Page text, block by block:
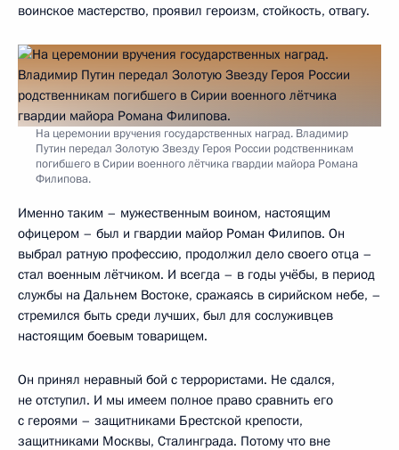
воинское мастерство, проявил героизм, стойкость, отвагу.
На церемонии вручения государственных наград. Владимир
Путин передал Золотую Звезду Героя России родственникам
погибшего в Сирии военного лётчика гвардии майора Романа
Филипова.
Именно таким – мужественным воином, настоящим
офицером – был и гвардии майор Роман Филипов. Он
выбрал ратную профессию, продолжил дело своего отца –
стал военным лётчиком. И всегда – в годы учёбы, в период
службы на Дальнем Востоке, сражаясь в сирийском небе, –
стремился быть среди лучших, был для сослуживцев
настоящим боевым товарищем.
Он принял неравный бой с террористами. Не сдался,
не отступил. И мы имеем полное право сравнить его
с героями – защитниками Брестской крепости,
защитниками Москвы, Сталинграда. Потому что вне